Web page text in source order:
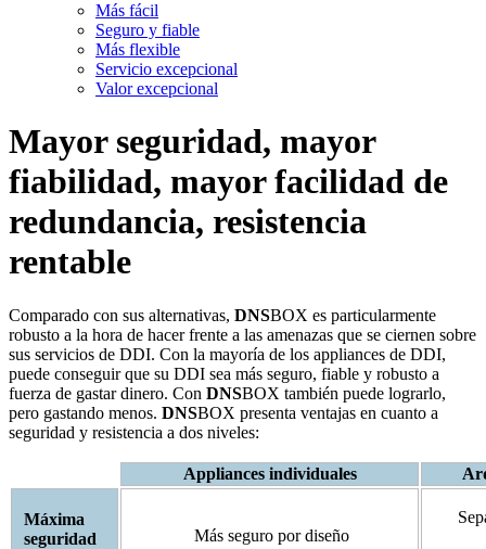
Más fácil
Seguro y fiable
Más flexible
Servicio excepcional
Valor excepcional
Mayor seguridad, mayor
fiabilidad, mayor facilidad de
redundancia, resistencia
rentable
Comparado con sus alternativas, DNSBOX es particularmente
robusto a la hora de hacer frente a las amenazas que se ciernen sobre
sus servicios de DDI. Con la mayoría de los appliances de DDI,
puede conseguir que su DDI sea más seguro, fiable y robusto a
fuerza de gastar dinero. Con DNSBOX también puede lograrlo,
pero gastando menos. DNSBOX presenta ventajas en cuanto a
seguridad y resistencia a dos niveles:
Appliances individuales
Máxima
seguridad
Más seguro por diseño